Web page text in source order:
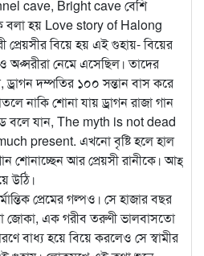
cave, Bright cave বেশি
বলা হয় Love story of Halong
প্রেয়সীর বিয়ে হয় এই গুহায়- বিয়ের
অপ্সরীরা নেমে এসেছিল। তাদের
দম্পতির ১০০ সন্তান বাস করে
নাকি শোনা যায় ড্রাগন রাজা গান
বলে যান, The myth is not dead
present. এখনো বৃষ্টি হলে হাল
শোনাচ্ছেন আর প্রেয়সী রানীকে। আহ্
উঠি।
প্রেমের গল্পও। সে হাজার বছর
জোকা, এক গরীব তরুণী ভালবাসতো
বাধ্য হয়ে বিয়ে করলেও সে স্বামীর